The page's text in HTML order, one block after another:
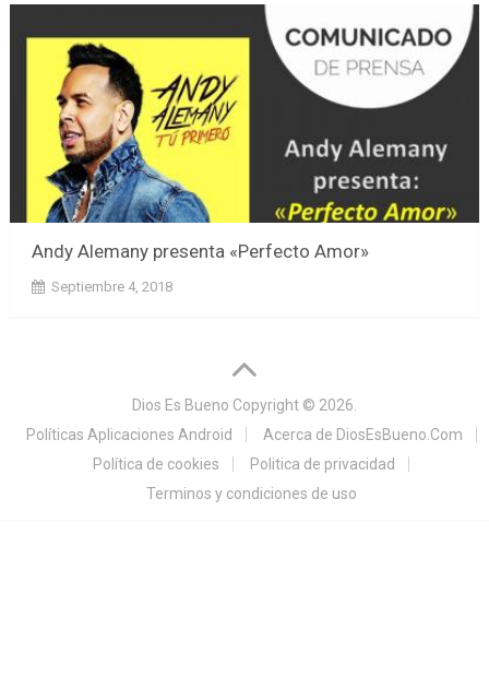
Andy Alemany presenta «Perfecto Amor»
Septiembre 4, 2018
Dios Es Bueno Copyright © 2026.
Políticas Aplicaciones Android
Acerca de DiosEsBueno.Com
Política de cookies
Politica de privacidad
Terminos y condiciones de uso